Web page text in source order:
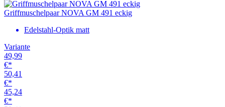
Griffmuschelpaar NOVA GM 491 eckig
Edelstahl-Optik matt
Variante
49,99
€*
50,41
€*
45,24
€*